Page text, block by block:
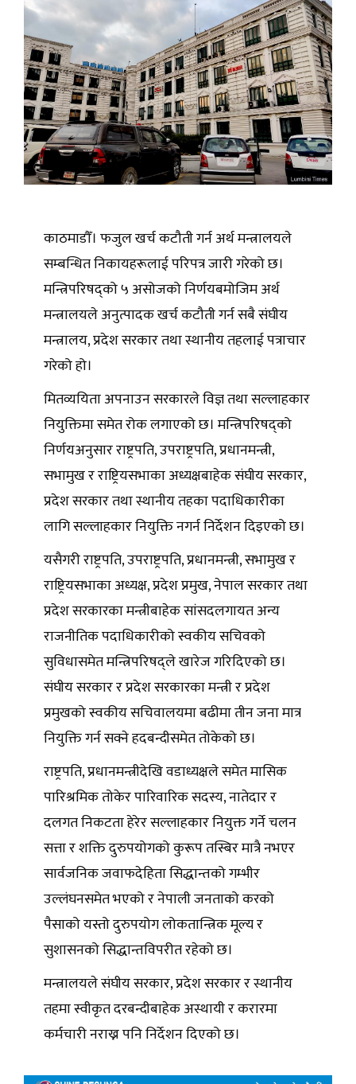
काठमाडौँ। फजुल खर्च कटौती गर्न अर्थ मन्त्रालयले
सम्बन्धित निकायहरूलाई परिपत्र जारी गरेको छ।
मन्त्रिपरिषद्‌को ५ असोजको निर्णयबमोजिम अर्थ
मन्त्रालयले अनुत्पादक खर्च कटौती गर्न सबै संघीय
मन्त्रालय, प्रदेश सरकार तथा स्थानीय तहलाई पत्राचार
गरेको हो।
मितव्ययिता अपनाउन सरकारले विज्ञ तथा सल्लाहकार
नियुक्तिमा समेत रोक लगाएको छ। मन्त्रिपरिषद्‌को
निर्णयअनुसार राष्ट्रपति, उपराष्ट्रपति, प्रधानमन्त्री,
सभामुख र राष्ट्रियसभाका अध्यक्षबाहेक संघीय सरकार,
प्रदेश सरकार तथा स्थानीय तहका पदाधिकारीका
लागि सल्लाहकार नियुक्ति नगर्न निर्देशन दिइएको छ।
यसैगरी राष्ट्रपति, उपराष्ट्रपति, प्रधानमन्त्री, सभामुख र
राष्ट्रियसभाका अध्यक्ष, प्रदेश प्रमुख, नेपाल सरकार तथा
प्रदेश सरकारका मन्त्रीबाहेक सांसदलगायत अन्य
राजनीतिक पदाधिकारीको स्वकीय सचिवको
सुविधासमेत मन्त्रिपरिषद्‌ले खारेज गरिदिएको छ।
संघीय सरकार र प्रदेश सरकारका मन्त्री र प्रदेश
प्रमुखको स्वकीय सचिवालयमा बढीमा तीन जना मात्र
नियुक्ति गर्न सक्ने हदबन्दीसमेत तोकेको छ।
राष्ट्रपति, प्रधानमन्त्रीदेखि वडाध्यक्षले समेत मासिक
पारिश्रमिक तोकेर पारिवारिक सदस्य, नातेदार र
दलगत निकटता हेरेर सल्लाहकार नियुक्त गर्ने चलन
सत्ता र शक्ति दुरुपयोगको कुरूप तस्बिर मात्रै नभएर
सार्वजनिक जवाफदेहिता सिद्धान्तको गम्भीर
उल्लंघनसमेत भएको र नेपाली जनताको करको
पैसाको यस्तो दुरुपयोग लोकतान्त्रिक मूल्य र
सुशासनको सिद्धान्तविपरीत रहेको छ।
मन्त्रालयले संघीय सरकार, प्रदेश सरकार र स्थानीय
तहमा स्वीकृत दरबन्दीबाहेक अस्थायी र करारमा
कर्मचारी नराख्न पनि निर्देशन दिएको छ।